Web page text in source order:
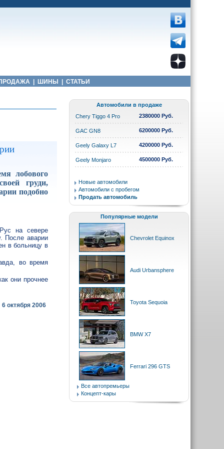
ШИНЫ СТАТЬИ
лобового
груди,
подобно
на севере
После аварии
в больницу в
во время
они прочнее
6 октября 2006
Автомобили в продаже
Chery Tiggo 4 Pro
2380000 Руб.
GAC GN8 6200000 Руб.
Geely Galaxy L7 4200000 Руб.
Geely Monjaro 4500000 Руб.
Новые автомобили
Автомобили с пробегом
Продать автомобиль
Популярные модели
Chevrolet Equinox
Audi Urbansphere
Toyota Sequoia
BMW X7
Ferrari 296 GTS
Все автопремьеры
Концепт-кары